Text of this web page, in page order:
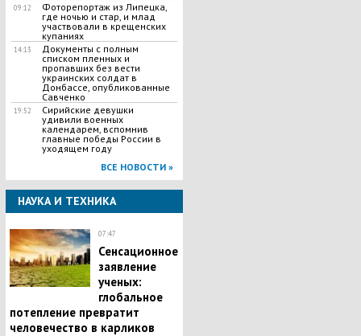
09:12
Фоторепортаж из Липецка,
где ночью и стар, и млад
участвовали в крещенских
купаниях
14:13
Документы с полным
списком пленных и
пропавших без вести
украинских солдат в
Донбассе, опубликованные
Савченко
19:52
Сирийские девушки
удивили военных
календарем, вспомнив
главные победы России в
уходящем году
ВСЕ НОВОСТИ »
НАУКА И ТЕХНИКА
07:47
Сенсационное
заявление
ученых:
глобальное
потепление превратит
человечество в карликов